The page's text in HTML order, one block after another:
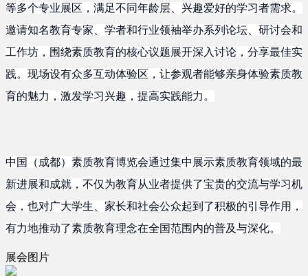
等多个专业展区，满足不同年龄层、兴趣爱好的学习者需求。
邀请知名教育专家、学者和行业领袖举办系列论坛、研讨会和
工作坊，围绕素质教育的核心议题展开深入讨论，分享最佳实
践。现场设有众多互动体验区，让参观者能够亲身体验素质教
育的魅力，激发学习兴趣，提高实践能力。
中国（成都）素质教育博览会通过集中展示素质教育领域的最
新进展和成就，不仅为教育从业者提供了宝贵的交流与学习机
会，也对广大学生、家长和社会公众起到了积极的引导作用，
有力地推动了素质教育理念在全国范围内的普及与深化。
展会图片